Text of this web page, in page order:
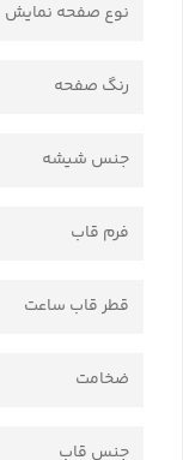
نوع صفحه نمایش
رنگ صفحه
جنس شیشه
فرم قاب
قطر قاب ساعت
ضخامت
جنس قاب